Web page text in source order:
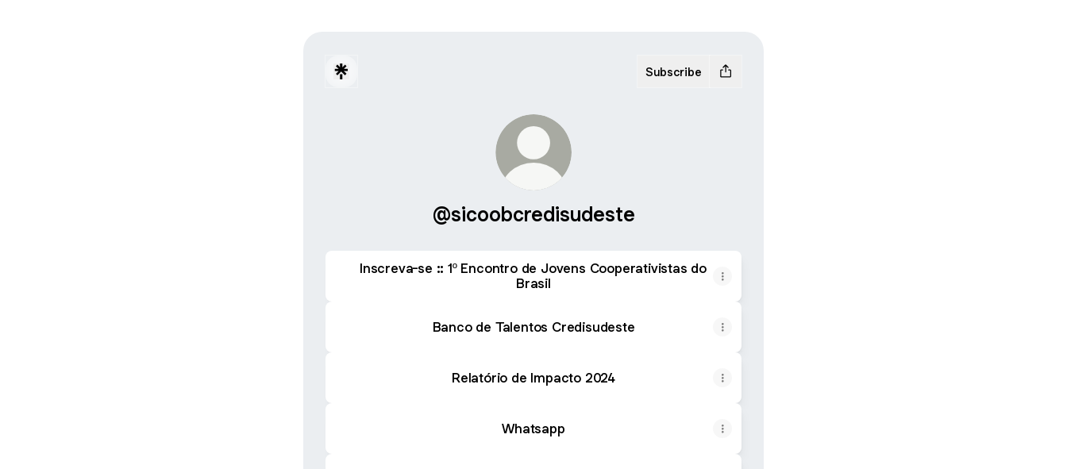
Subscribe
@sicoobcredisudeste
Inscreva-se :: 1º Encontro de Jovens Cooperativistas do
Brasil
Banco de Talentos Credisudeste
Relatório de Impacto 2024
Whatsapp